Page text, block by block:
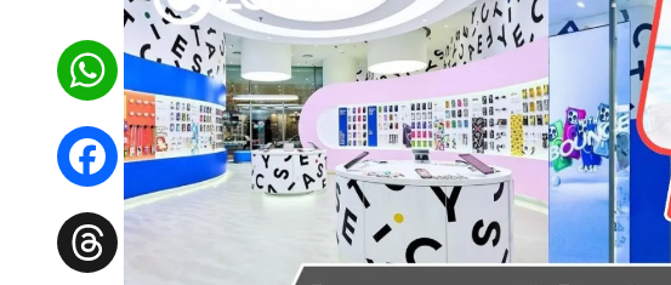
WhatsApp
Facebook